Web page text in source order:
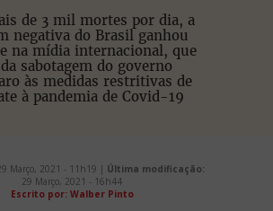
de 3 mil mortes por dia, a
negativa do Brasil ganhou
na mídia internacional, que
sabotagem do governo
às medidas restritivas de
à pandemia de Covid-19
Março, 2021 - 11h19 | Última modificação:
29 Março, 2021 - 16h44
Escrito por: Walber Pinto